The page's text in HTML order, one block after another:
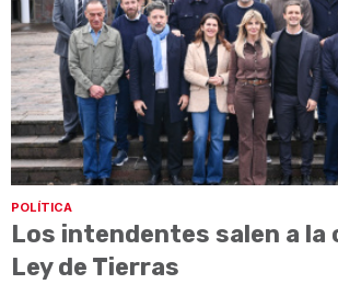
POLÍTICA
Los intendentes salen a la
Ley de Tierras